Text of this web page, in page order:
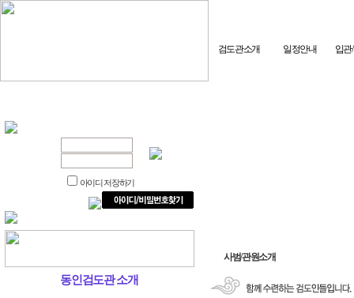
검도관소개 일정안내 입관
아이디 저장하기
동인검도관 소개
사범/관원소개